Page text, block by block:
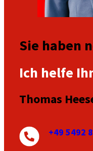
Sie haben
Ich helfe
Thomas
+49 5492